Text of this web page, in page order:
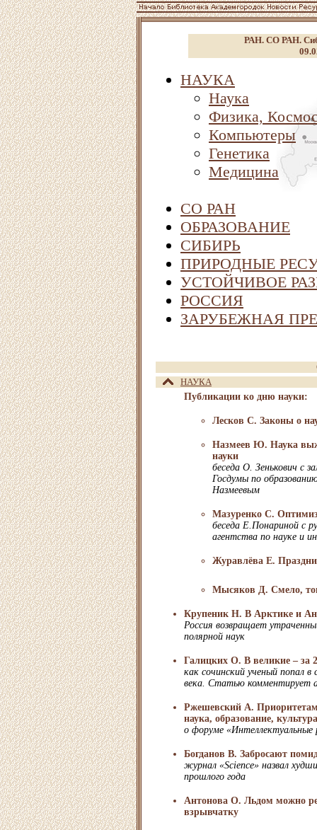
РАН. СО РАН.
НАУКА
Наука
Физика,
Компьютеры
Генетика
Медицина
СО РАН
ОБРАЗОВАНИЕ
СИБИРЬ
ПРИРОДНЫЕ
УСТОЙЧИВОЕ
РОССИЯ
ЗАРУБЕЖНАЯ
НАУКА
Публикации ко дню науки:
Лесков С. Законы о
Назмеев Ю. Наука
науки
беседа О. Зенькович с
Госдумы по
Назмеевым
Мазуренко С.
беседа Е.Понариной с
агентства по науке и
Журавлёва Е.
Мысяков Д. Смело,
Крупеник Н. В Арктике и
Россия возвращает
полярной наук
Галицких О. В великие – за
как сочинский ученый попал
века. Статью комментирует
Ржешевский А.
наука, образование, культура
о форуме «Интеллектуальные
Богданов В. Забросают
журнал «Science» назвал
прошлого года
Антонова О. Льдом можно
взрывчатку